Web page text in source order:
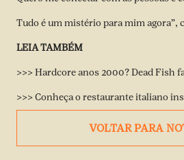
Tudo é um mistério para mim agora”,
LEIA TAMBÉM
>>> Hardcore anos 2000? Dead Fish
>>> Conheça o restaurante italiano
VOLTAR PARA